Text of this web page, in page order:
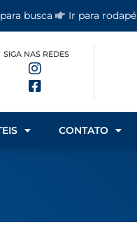
busca Ir para rodapé
SIGA NAS REDES
CONTATO